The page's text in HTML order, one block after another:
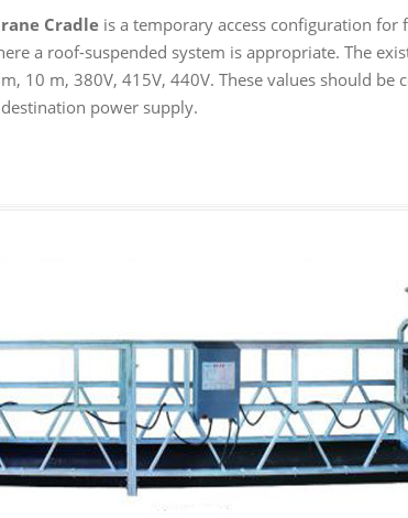
Cradle is a temporary access configuration for
a roof-suspended system is appropriate. The
10 m, 380V, 415V, 440V. These values should be
power supply.